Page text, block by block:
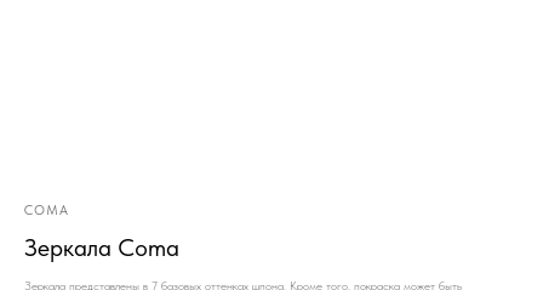
COMA
Зеркала Coma
Зеркала представлены в 7 базовых оттенках шпона. Кроме того, покраска может быть